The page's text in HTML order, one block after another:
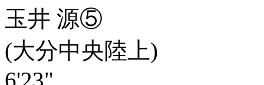
玉井 源⑤
(大分中央陸上)